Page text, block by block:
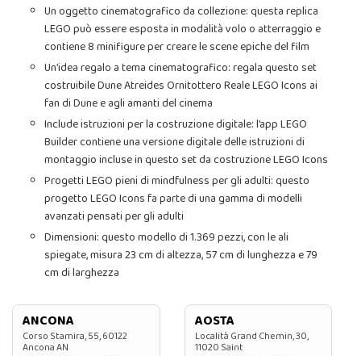
Un oggetto cinematografico da collezione: questa replica
LEGO può essere esposta in modalità volo o atterraggio e
contiene 8 minifigure per creare le scene epiche del film
Un’idea regalo a tema cinematografico: regala questo set
costruibile Dune Atreides Ornitottero Reale LEGO Icons ai
fan di Dune e agli amanti del cinema
Include istruzioni per la costruzione digitale: l’app LEGO
Builder contiene una versione digitale delle istruzioni di
montaggio incluse in questo set da costruzione LEGO Icons
Progetti LEGO pieni di mindfulness per gli adulti: questo
progetto LEGO Icons fa parte di una gamma di modelli
avanzati pensati per gli adulti
Dimensioni: questo modello di 1.369 pezzi, con le ali
spiegate, misura 23 cm di altezza, 57 cm di lunghezza e 79
cm di larghezza
ANCONA
Corso Stamira, 55, 60122
Ancona AN
AOSTA
Località Grand Chemin, 30,
11020 Saint